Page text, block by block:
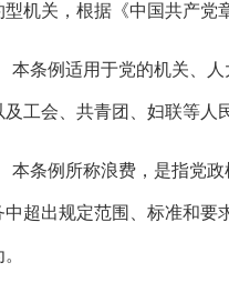
型机关，根据《中国共产
条例适用于党的机关、人
及工会、共青团、妇联等人
条例所称浪费，是指党政
中超出规定范围、标准和要